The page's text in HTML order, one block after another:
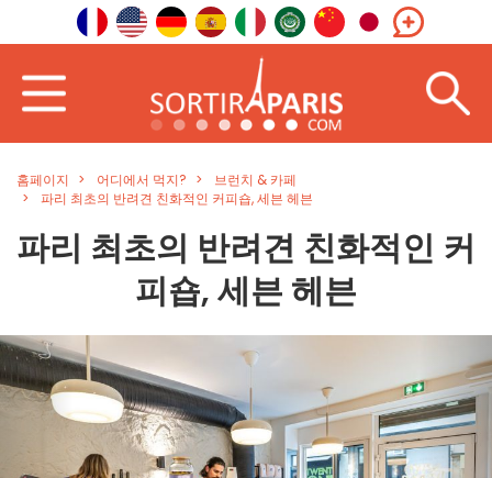
홈페이지 어디에서 먹지?
브런치 & 카페
파리 최초의 반려견 친화적인 커피숍, 세븐 헤븐
파리 최초의 반려견 친화적인 커
피숍, 세븐 헤븐